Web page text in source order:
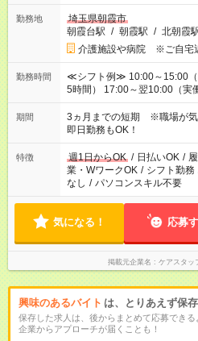
勤務地
埼玉県朝霞市
朝霞台駅 / 朝霞駅 / 北朝霞
介護施設や病院 ※ご自宅
勤務時間
≪シフト例≫ 10:00～15:00（
5時間） 17:00～翌10:00（実働15時間）
働く時間は調整できます！
期間
3ヵ月までの短期 ※職場が
即日勤務もOK！
特徴 週1日からOK / 日払いOK /
業・WワークOK / シフト勤務
なし / パソコンスキル不要
気になる！ 応募
掲載元企業名 ケアスタッ
興味のあるバイト は、とりあえず保
保存した求人は、後からまとめて応募できる
企業からアプローチが届くことも！